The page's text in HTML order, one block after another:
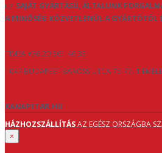
👉 SAJÁT GYÁRTÁSÚ, ÁLTALUNK
A MINŐSÉG KÖZVETLENÜL A GYÁRTÓTÓL
TÍMEA +36 20 561 46 33
1047 BUDAPEST BAROSS UTCA 75-77. 1
KANAPETAR.HU
HÁZHOZSZÁLLÍTÁSAZ EGÉSZ ORSZÁGBA
×